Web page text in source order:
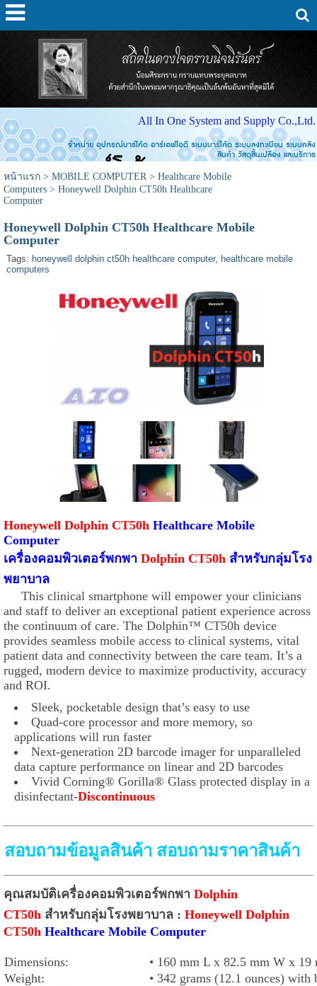
All In One System and Supply Co.,Ltd.
จำหน่าย อุปกรณ์บาร์โค้ด อาร์เอฟไอดี ระบบบาร์โค้ด ระบบลงทะเบียน ระบบคลัง
สินค้า วัสดุสิ้นเปลือง และบริการ
หน้าแรก> MOBILE COMPUTER > Healthcare Mobile
Computers> Honeywell Dolphin CT50h Healthcare
Computer
Honeywell Dolphin CT50h Healthcare Mobile
Computer
Tags: honeywell dolphin ct50h healthcare computer, healthcare mobile
computers
Honeywell Dolphin CT50h Healthcare Mobile
Computer
เครื่องคอมพิวเตอร์พกพา Dolphin CT50h สำหรับกลุ่มโรง
พยาบาล
This clinical smartphone will empower your clinicians
and staff to deliver an exceptional patient experience across
the continuum of care. The Dolphin™ CT50h device
provides seamless mobile access to clinical systems, vital
patient data and connectivity between the care team. It’s a
rugged, modern device to maximize productivity, accuracy
and ROI.
Sleek, pocketable design that’s easy to use
Quad-core processor and more memory, so
applications will run faster
Next-generation 2D barcode imager for unparalleled
data capture performance on linear and 2D barcodes
Vivid Corning® Gorilla® Glass protected display in a
disinfectant-Discontinuous
สอบถามข้อมูลสินค้า สอบถามราคาสินค้า
คุณสมบัติเครื่องคอมพิวเตอร์พกพา Dolphin
CT50h สำหรับกลุ่มโรงพยาบาล : Honeywell Dolphin
CT50h Healthcare Mobile Computer
Dimensions: • 160 mm L x 82.5 mm W x
Weight:
• 342 grams (12.1 ounces) with